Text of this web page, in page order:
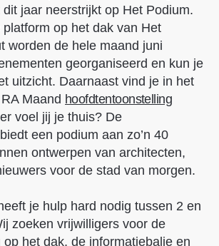
dit jaar neerstrijkt op Het Podium.
op het dak van Het
worden de hele maand juni
georganiseerd en kun je
uitzicht. Daarnaast vind je in het
Maand hoofdtentoonstelling
voel jij je thuis? De
een podium aan zo’n 40
ontwerpen van architecten,
voor de stad van morgen.
je hulp hard nodig tussen 2 en
zoeken vrijwilligers voor de
op het dak, de informatiebalie en